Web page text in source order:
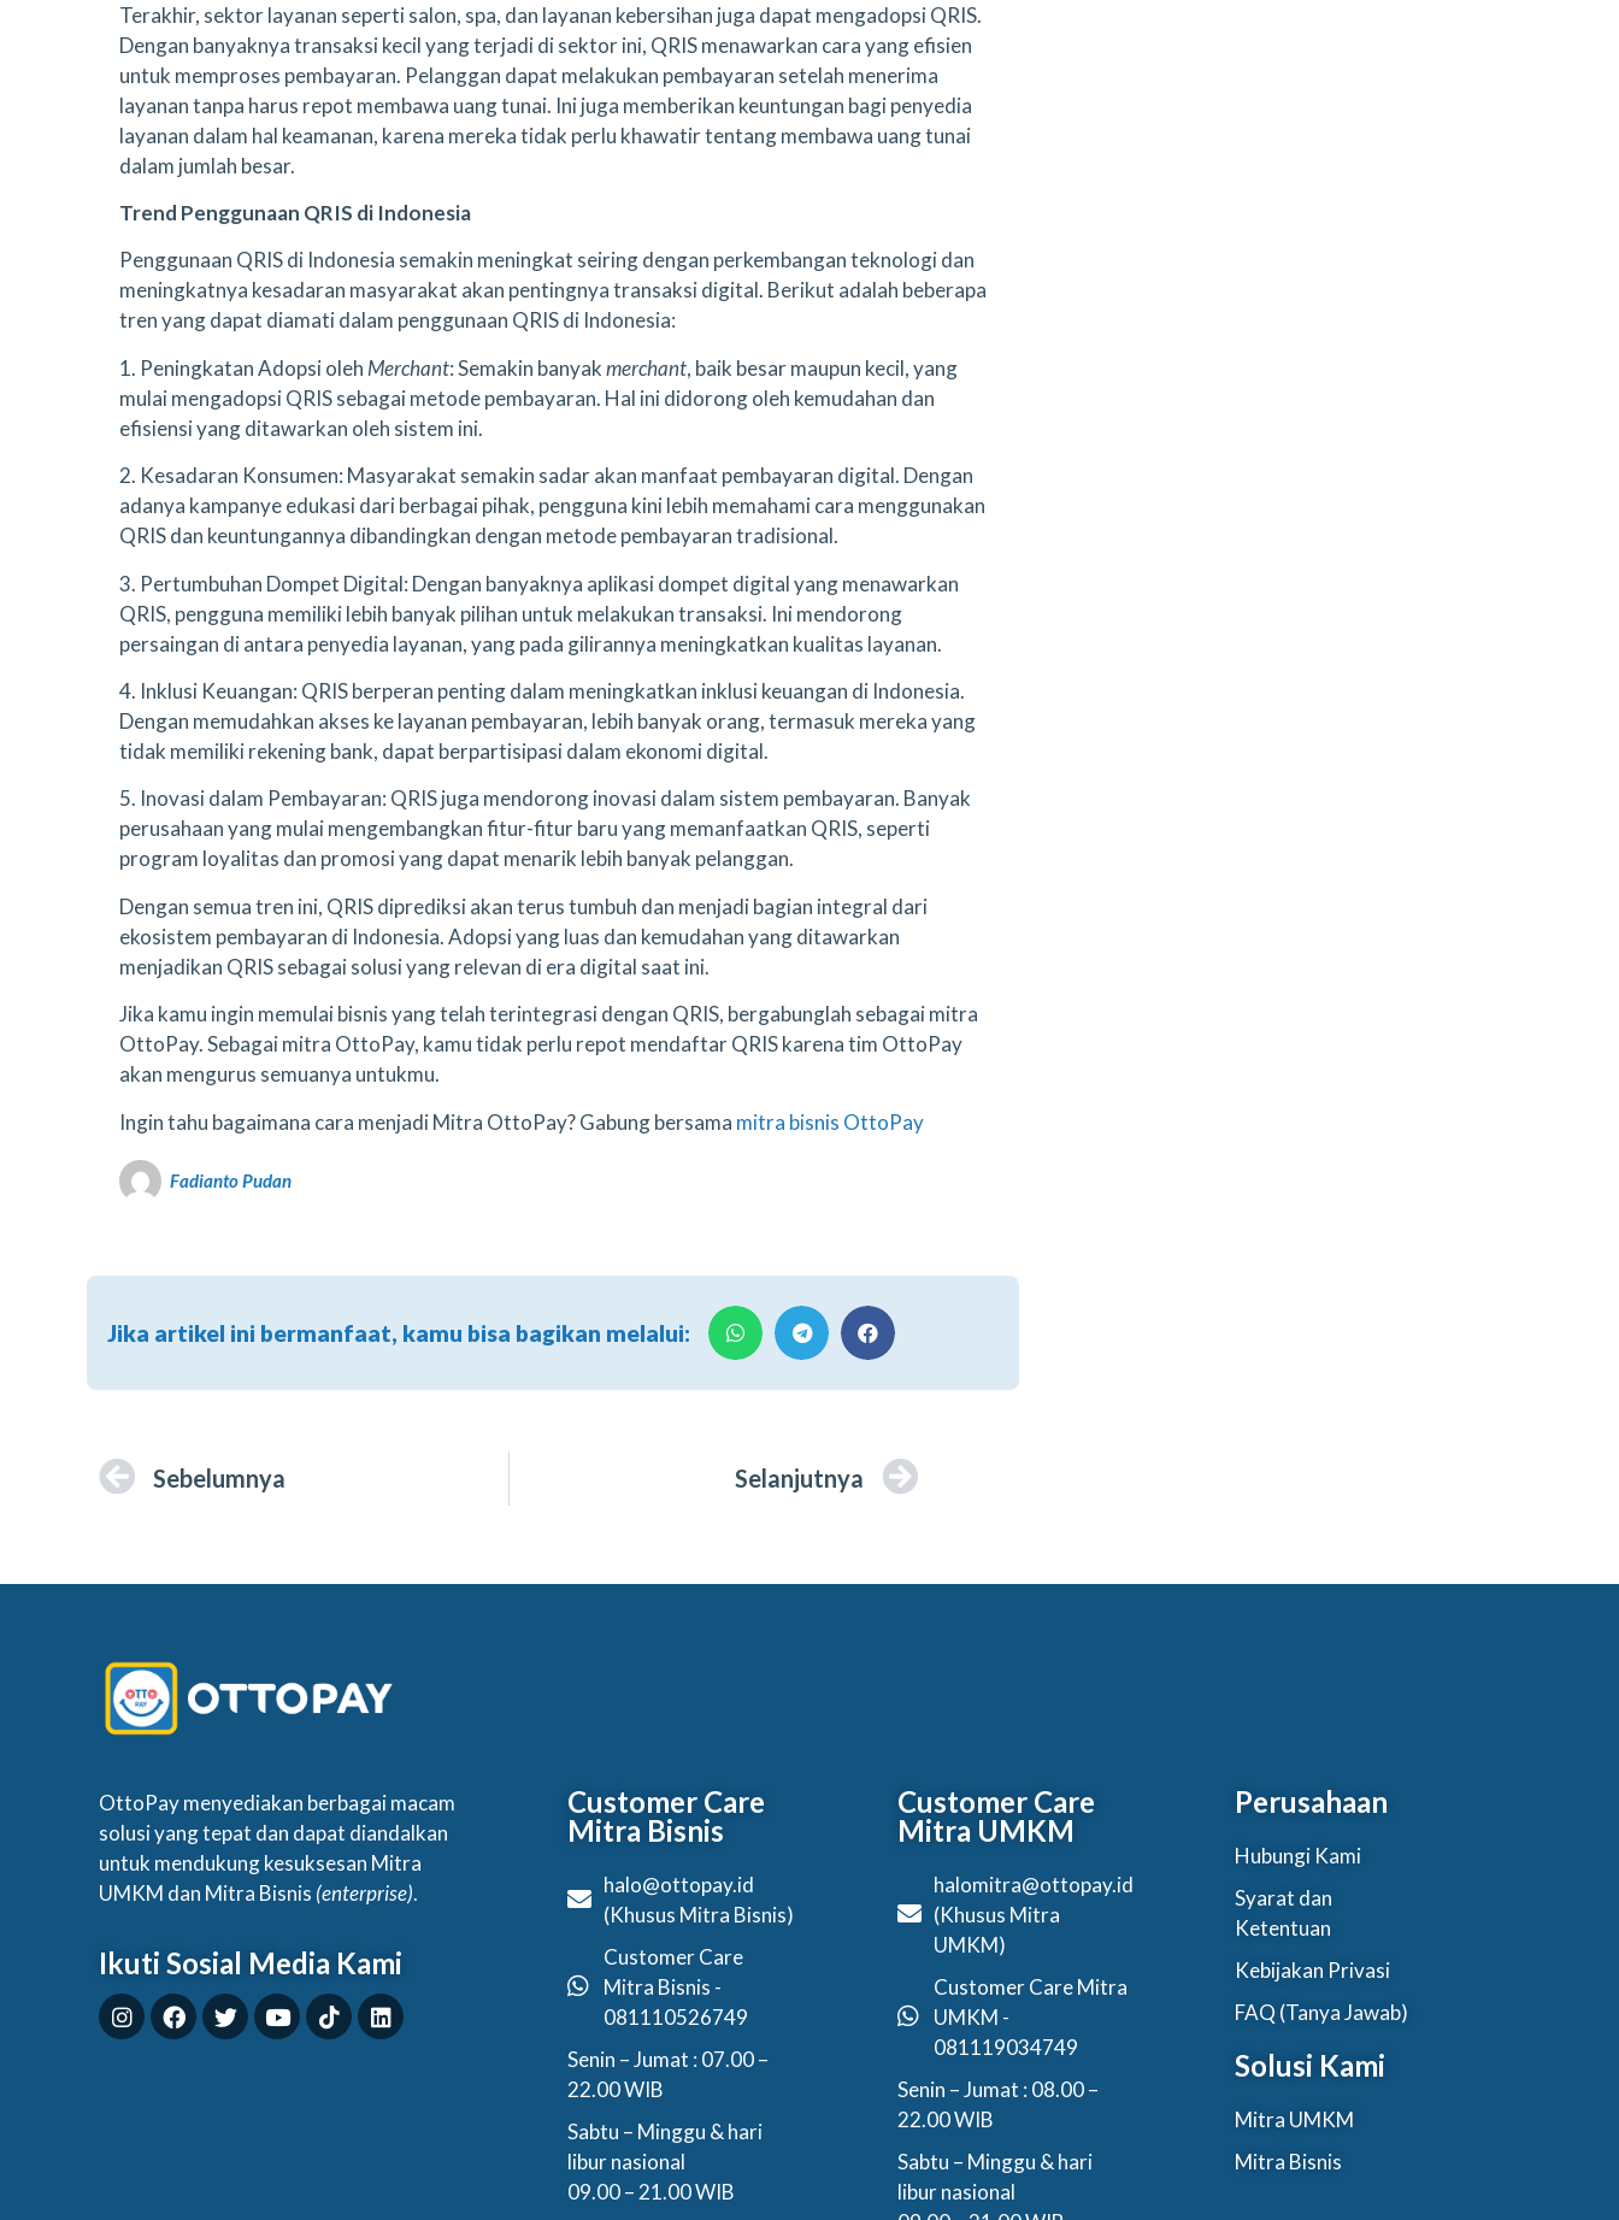
Terakhir, sektor layanan seperti salon, spa, dan layanan kebersihan juga dapat mengadopsi QRIS.
Dengan banyaknya transaksi kecil yang terjadi di sektor ini, QRIS menawarkan cara yang efisien
untuk memproses pembayaran. Pelanggan dapat melakukan pembayaran setelah menerima
layanan tanpa harus repot membawa uang tunai. Ini juga memberikan keuntungan bagi penyedia
layanan dalam hal keamanan, karena mereka tidak perlu khawatir tentang membawa uang tunai
dalam jumlah besar.
Trend Penggunaan QRIS di Indonesia
Penggunaan QRIS di Indonesia semakin meningkat seiring dengan perkembangan teknologi dan
meningkatnya kesadaran masyarakat akan pentingnya transaksi digital. Berikut adalah beberapa
tren yang dapat diamati dalam penggunaan QRIS di Indonesia:
1. Peningkatan Adopsi oleh Merchant: Semakin banyakmerchant, baik besar maupun kecil, yang
mulai mengadopsi QRIS sebagai metode pembayaran. Hal ini didorong oleh kemudahan dan
efisiensi yang ditawarkan oleh sistem ini.
2. Kesadaran Konsumen: Masyarakat semakin sadar akan manfaat pembayaran digital. Dengan
adanya kampanye edukasi dari berbagai pihak, pengguna kini lebih memahami cara menggunakan
QRIS dan keuntungannya dibandingkan dengan metode pembayaran tradisional.
3. Pertumbuhan Dompet Digital: Dengan banyaknya aplikasi dompet digital yang menawarkan
QRIS, pengguna memiliki lebih banyak pilihan untuk melakukan transaksi. Ini mendorong
persaingan di antara penyedia layanan, yang pada gilirannya meningkatkan kualitas layanan.
4. Inklusi Keuangan: QRIS berperan penting dalam meningkatkan inklusi keuangan di Indonesia.
Dengan memudahkan akses ke layanan pembayaran, lebih banyak orang, termasuk mereka yang
tidak memiliki rekening bank, dapat berpartisipasi dalam ekonomi digital.
5. Inovasi dalam Pembayaran: QRIS juga mendorong inovasi dalam sistem pembayaran. Banyak
perusahaan yang mulai mengembangkan fitur-fitur baru yang memanfaatkan QRIS, seperti
program loyalitas dan promosi yang dapat menarik lebih banyak pelanggan.
Dengan semua tren ini, QRIS diprediksi akan terus tumbuh dan menjadi bagian integral dari
ekosistem pembayaran di Indonesia. Adopsi yang luas dan kemudahan yang ditawarkan
menjadikan QRIS sebagai solusi yang relevan di era digital saat ini.
Jika kamu ingin memulai bisnis yang telah terintegrasi dengan QRIS, bergabunglah sebagai mitra
OttoPay. Sebagai mitra OttoPay, kamu tidak perlu repot mendaftar QRIS karena tim OttoPay
akan mengurus semuanya untukmu.
Ingin tahu bagaimana cara menjadi Mitra OttoPay? Gabung bersama mitra bisnis OttoPay
Fadianto Pudan
Jika artikel ini bermanfaat, kamu bisa bagikan melalui:
Sebelumnya Selanjutnya
OttoPay menyediakan berbagai macam
solusi yang tepat dan dapat diandalkan
untuk mendukung kesuksesan Mitra
UMKM dan Mitra Bisnis (enterprise).
Ikuti Sosial Media Kami
Customer Care
Mitra Bisnis
halo@ottopay.id
(Khusus Mitra Bisnis)
Customer Care
Mitra Bisnis -
081110526749
Senin – Jumat : 07.00 –
22.00 WIB
Sabtu – Minggu & hari
libur nasional
09.00 – 21.00 WIB
Customer Care
Mitra UMKM
halomitra@ottopay.id
(Khusus Mitra
UMKM)
Customer Care Mitra
UMKM -
081119034749
Senin – Jumat : 08.00 –
22.00 WIB
Sabtu – Minggu & hari
libur nasional
Perusahaan
Hubungi Kami
Syarat dan
Ketentuan
Kebijakan Privasi
FAQ (Tanya Jawab)
Solusi Kami
Mitra UMKM
Mitra Bisnis